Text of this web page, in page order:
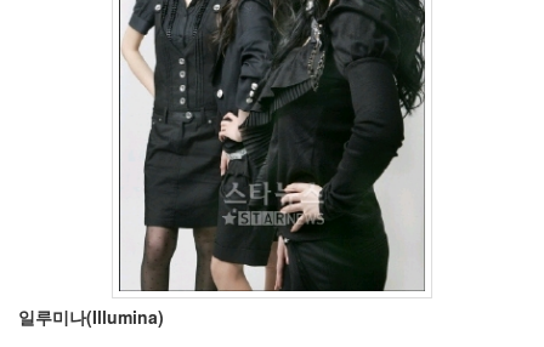
일루미나(Illumina)
2012